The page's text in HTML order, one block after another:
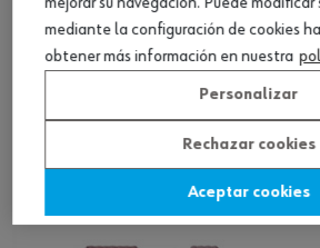
inox.
Ver producto
mejorar su navegación. Puede modificar
mediante la configuración de cookies
obtener más información en nuestra
Personalizar
Rechazar cookies
Aceptar cookies